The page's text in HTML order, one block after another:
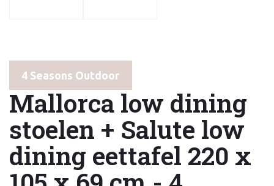
4 Seasons Outdoor
Mallorca low dining
stoelen + Salute low
dining eettafel 220 x